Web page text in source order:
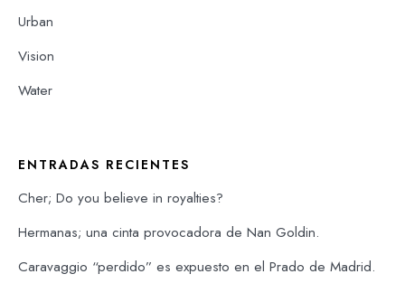
Urban
Vision
Water
ENTRADAS RECIENTES
Cher; Do you believe in royalties?
Hermanas; una cinta provocadora de Nan Goldin.
Caravaggio “perdido” es expuesto en el Prado de Madrid.